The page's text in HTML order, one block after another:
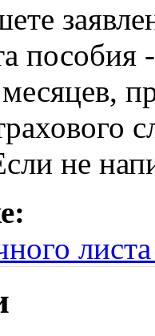
месяцев,
не